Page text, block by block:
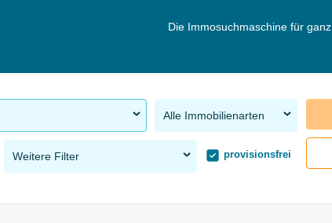
Die Immosuchmaschine für ganz
Alle Immobilienarten
Weitere Filter provisionsfrei